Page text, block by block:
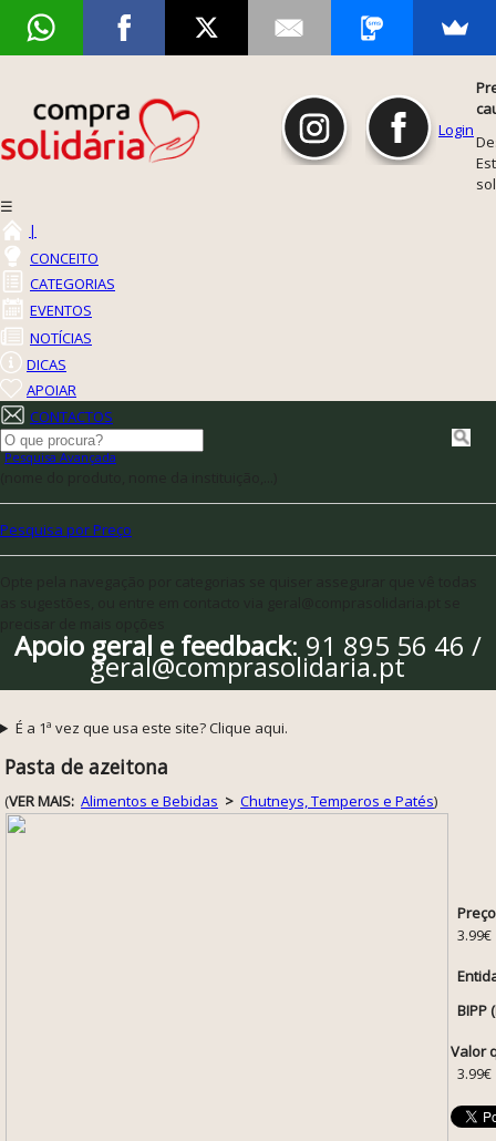
Login
☰
|
CONCEITO
CATEGORIAS
EVENTOS
NOTÍCIAS
DICAS
APOIAR
CONTACTOS
Pesquisa Avançada
Pesquisa por Preço
Apoio geral e feedback: 91 895 56 46 /
geral@comprasolidaria.pt
É a 1ª vez que usa este site? Clique aqui.
Pasta de azeitona
(VER MAIS: Alimentos e Bebidas > Chutneys, Temperos e Patés)
3.99€
BIPP
Valor
3.99€